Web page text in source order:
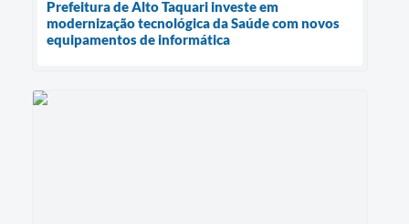
Prefeitura de Alto Taquari investe em
modernização tecnológica da Saúde com novos
equipamentos de informática